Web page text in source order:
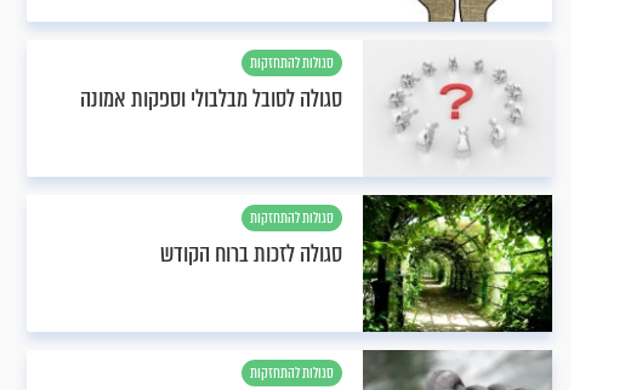
סגולות להתחזקות
סגולה לסובל מבלבולי וספקות אמונה
סגולות להתחזקות
סגולה לזכות ברוח הקודש
סגולות להתחזקות